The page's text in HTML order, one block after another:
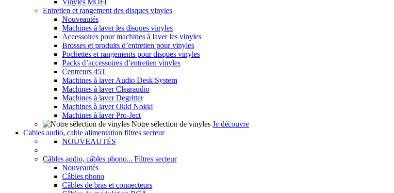
Vinyles MOFI
Entretien et rangement des disques vinyles
Nouveautés
Machines à laver les disques vinyles
Accessoires pour machines à laver les vinyles
Brosses et produits d’entretien pour vinyles
Pochettes et rangements pour disques vinyles
Packs d’accessoires d’entretien vinyles
Centreurs 45T
Machines à laver Audio Desk System
Machines à laver Clearaudio
Machines à laver Degritter
Machines à laver Okki Nokki
Machines à laver Pro-Ject
Notre sélection de vinyles Je découvre
Cables audio, cable alimentation filtres secteur
NOUVEAUTÉS
Câbles audio, câbles phono... Filtres secteur
Nouveautés
Câbles phono
Câbles de bras et connecteurs